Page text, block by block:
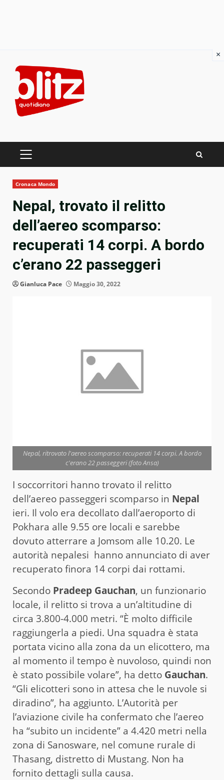
content
PRIMARY
Cronaca Mondo
Nepal, trovato il relitto
dell’aereo scomparso:
recuperati 14 corpi. A bordo
c’erano 22 passeggeri
Gianluca Pace Maggio 30, 2022
Nepal, ritrovato l'aereo scomparso: recuperati 14 corpi. A bordo
c'erano 22 passeggeri (foto Ansa)
I soccorritori hanno trovato il relitto
dell’aereo passeggeri scomparso in Nepal
ieri. Il volo era decollato dall’aeroporto di
Pokhara alle 9.55 ore locali e sarebbe
dovuto atterrare a Jomsom alle 10.20. Le
autorità nepalesi hanno annunciato di aver
recuperato finora 14 corpi dai rottami.
Secondo Pradeep Gauchan, un funzionario
locale, il relitto si trova a un’altitudine di
circa 3.800-4.000 metri. “È molto difficile
raggiungerla a piedi. Una squadra è stata
portata vicino alla zona da un elicottero, ma
al momento il tempo è nuvoloso, quindi non
è stato possibile volare”, ha detto Gauchan.
“Gli elicotteri sono in attesa che le nuvole si
diradino”, ha aggiunto. L’Autorità per
l’aviazione civile ha confermato che l’aereo
ha “subito un incidente” a 4.420 metri nella
zona di Sanosware, nel comune rurale di
Thasang, distretto di Mustang. Non ha
fornito dettagli sulla causa.
×